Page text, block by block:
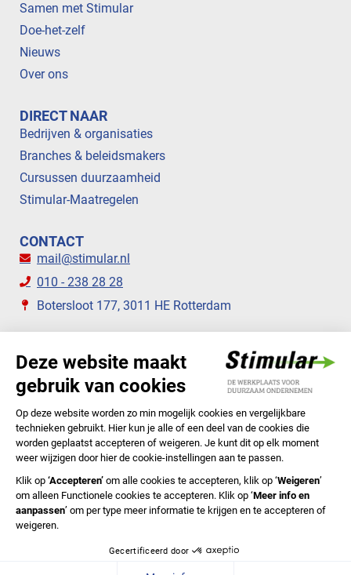
Samen met Stimular
Doe-het-zelf
Nieuws
Over ons
DIRECT NAAR
Bedrijven & organisaties
Branches & beleidsmakers
Cursussen duurzaamheid
Stimular-Maatregelen
CONTACT
mail@stimular.nl
010 - 238 28 28
Botersloot 177, 3011 HE Rotterdam
STIMULAR NIEUWSBRIEVEN
ABONNEER NU
Privacyverklaring Cookiebeleid Colofon Disclaimer
In English